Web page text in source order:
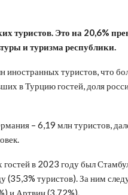
туристов. Это на 20,6%
и туризма республики.
иностранных туристов, что
в Турцию гостей, доля
– 6,19 млн туристов,
в 2023 году был
(35,3% туристов). За ним
и Артвин (3,72%).